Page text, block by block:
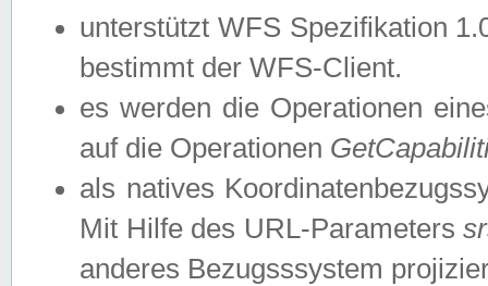
unterstützt WFS Spezifikation
bestimmt der WFS-Client.
es werden die Operationen
auf die Operationen
als natives
Mit Hilfe des URL-Parameters
anderes Bezugsssystem